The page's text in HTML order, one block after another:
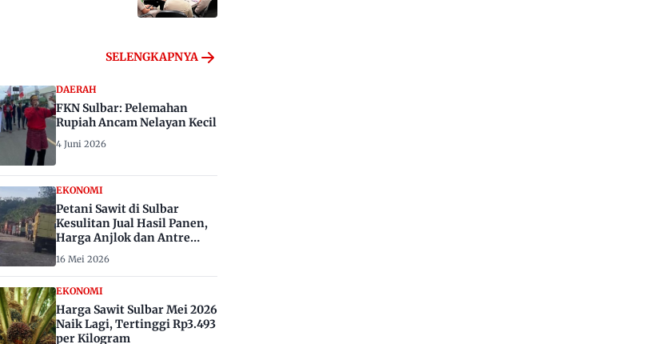
SELENGKAPNYA
DAERAH
FKN Sulbar: Pelemahan
Rupiah Ancam Nelayan Kecil
4 Juni 2026
EKONOMI
Petani Sawit di Sulbar
Kesulitan Jual Hasil Panen,
Harga Anjlok dan Antre
Berhari-hari
16 Mei 2026
EKONOMI
Harga Sawit Sulbar Mei 2026
Naik Lagi, Tertinggi Rp3.493
per Kilogram